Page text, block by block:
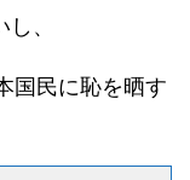
、
国民に恥を晒す